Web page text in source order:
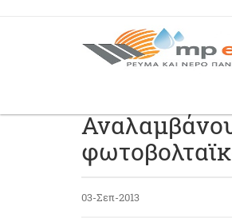
03-Σεπ-2013